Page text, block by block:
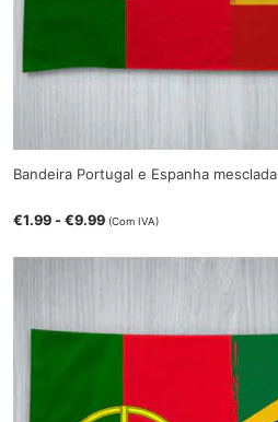
Bandeira Portugal e Espanha mesclada
€1.99 -€9.99 (Com IVA)